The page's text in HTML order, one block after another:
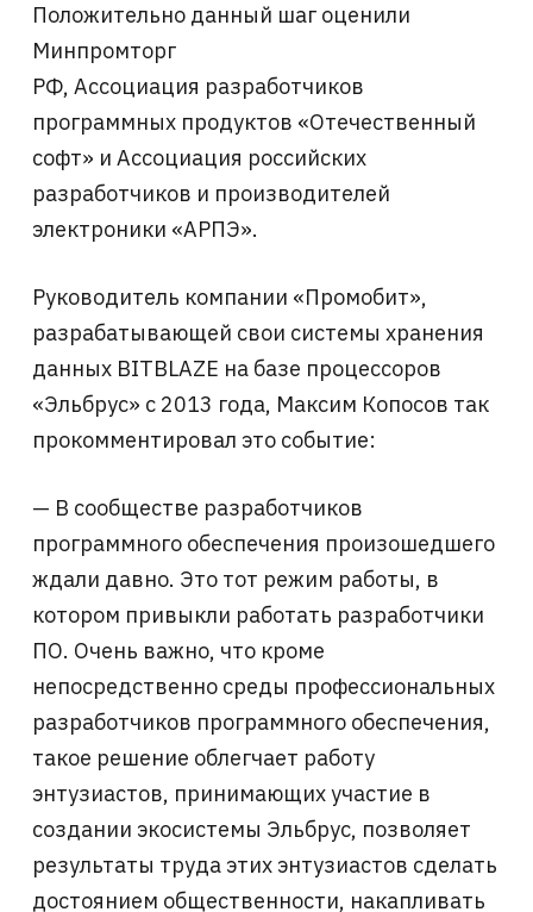
Положительно данный шаг оценили
Минпромторг
РФ, Ассоциация разработчиков
программных продуктов «Отечественный
софт» и Ассоциация российских
разработчиков и производителей
электроники «АРПЭ».
Руководитель компании «Промобит»,
разрабатывающей свои системы хранения
данных BITBLAZE на базе процессоров
«Эльбрус» с 2013 года, Максим Копосов так
прокомментировал это событие:
— В сообществе разработчиков
программного обеспечения произошедшего
ждали давно. Это тот режим работы, в
котором привыкли работать разработчики
ПО. Очень важно, что кроме
непосредственно среды профессиональных
разработчиков программного обеспечения,
такое решение облегчает работу
энтузиастов, принимающих участие в
создании экосистемы Эльбрус, позволяет
результаты труда этих энтузиастов сделать
достоянием общественности, накапливать